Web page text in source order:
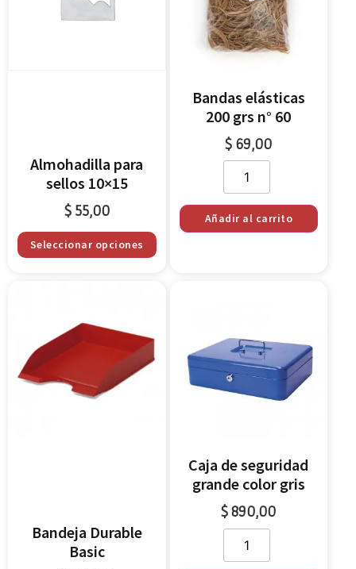
Almohadilla para
sellos 10×15
$55,00
Seleccionar opciones
Bandas elásticas
200 grs n° 60
$ 69,00
Añadir al carrito
Bandeja Durable
Basic
Caja de seguridad
grande color gris
$890,00